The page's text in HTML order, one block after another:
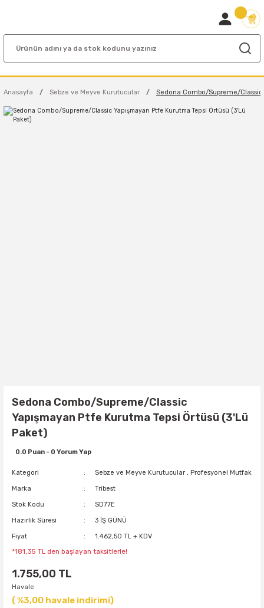
Anasayfa Sebze ve Meyve Kurutucular Sedona Combo/Supreme/Classic
Sedona Combo/Supreme/Classic
Yapışmayan Ptfe Kurutma Tepsi Örtüsü (3'Lü
Paket)
0.0 Puan - 0 Yorum Yap
Kategori Sebze ve Meyve Kurutucular , Profesyonel Mutfak
Marka Tribest
Stok Kodu SD77E
Hazırlık Süresi 3 İŞ GÜNÜ
Fiyat 1.462,50 TL + KDV
*181,35 TL den başlayan taksitlerle!
1.755,00 TL
Havale
( %3,00 havale indirimi)